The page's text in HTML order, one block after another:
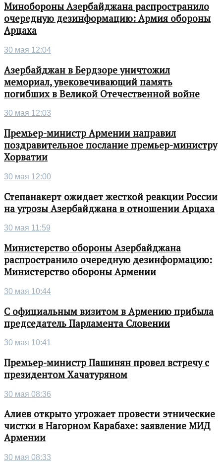
Минобороны Азербайджана распространило
очередную дезинформацию: Армия обороны
Арцаха
30 мая 12:04
Азербайджан в Бердзоре уничтожил
мемориал, увековечивающий память
погибших в Великой Отечественной войне
30 мая 12:03
Премьер-министр Армении направил
поздравительное послание премьер-министру
Хорватии
30 мая 12:00
Степанакерт ожидает жесткой реакции России
на угрозы Азербайджана в отношении Арцаха
30 мая 11:59
Министерство обороны Азербайджана
распространило очередную дезинформацию:
Министерство обороны Армении
30 мая 10:44
С официальным визитом в Армению прибыла
председатель Парламента Словении
30 мая 10:41
Премьер-министр Пашинян провел встречу с
президентом Хачатуряном
30 мая 08:36
Алиев открыто угрожает провести этнические
чистки в Нагорном Карабахе: заявление МИД
Армении
30 мая 08:33